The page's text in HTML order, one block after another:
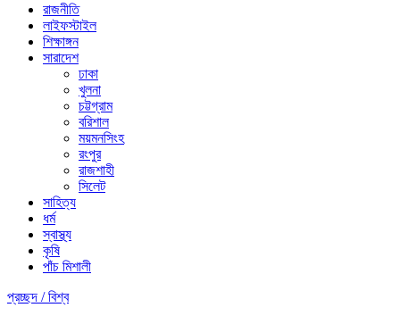
রাজনীতি
লাইফস্টাইল
শিক্ষাঙ্গন
সারাদেশ
ঢাকা
খুলনা
চট্টগ্রাম
বরিশাল
ময়মনসিংহ
রংপুর
রাজশাহী
সিলেট
সাহিত্য
ধর্ম
স্বাস্থ্য
কৃষি
পাঁচ মিশালী
প্রচ্ছদ /বিশ্ব